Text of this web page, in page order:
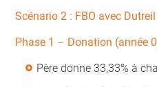
Scénario 2 : FBO avec Dutreil
Phase 1 – Donation (année
Père donne 33,33% à